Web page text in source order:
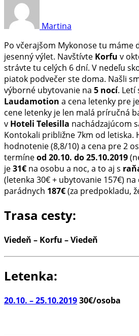
Martina
Po včerajšom Mykonose tu máme
jesenný výlet. Navštívte Korfu v
strávte tu celých 6 dní. V nedeľu
piatok podvečer ste doma. Našli
výborné ubytovanie na 5 nocí. Letí
Laudamotion a cena letenky pre
cene letenky je len malá príručná
v Hoteli Telesilla nachádzajúcom
Kontokali približne 7km od letiska.
hodnotenie (8,8/10) a cena pre 2
termíneod 20.10. do 25.10.2019
je31€ na osobu a noc, a to aj s
(letenka 30€ + ubytovanie 157€)
parádnych 187€(za predpokladu,
Trasa cesty:
Viedeň – Korfu – Viedeň
Letenka:
20.10. – 25.10.201930€/osoba